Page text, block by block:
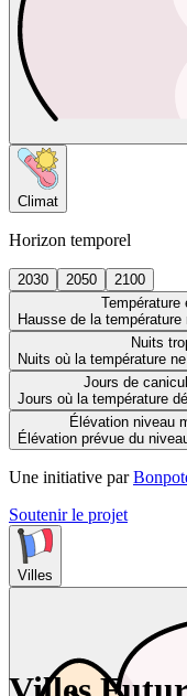
Climat
Horizon temporel
2030 2050
2100
Température
Hausse de la
Nuits
Nuits où la température
Jours de
Jours où la température
Élévation niveau
Élévation prévue du
Une initiative par
Soutenir le projet
Villes